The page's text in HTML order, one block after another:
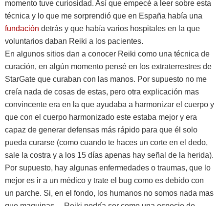
momento tuve curiosidad. Así que empecé a leer sobre esta
técnica y lo que me sorprendió que en España había una
fundación detrás y que había varios hospitales en la que
voluntarios daban Reiki a los pacientes.
En algunos sitios dan a conocer Reiki como una técnica de
curación, en algún momento pensé en los extraterrestres de
StarGate que curaban con las manos. Por supuesto no me
creía nada de cosas de estas, pero otra explicación mas
convincente era en la que ayudaba a harmonizar el cuerpo y
que con el cuerpo harmonizado este estaba mejor y era
capaz de generar defensas más rápido para que él solo
pueda curarse (como cuando te haces un corte en el dedo,
sale la costra y a los 15 días apenas hay señal de la herida).
Por supuesto, hay algunas enfermedades o traumas, que lo
mejor es ir a un médico y trate el bug como es debido con
un parche. Si, en el fondo, los humanos no somos nada mas